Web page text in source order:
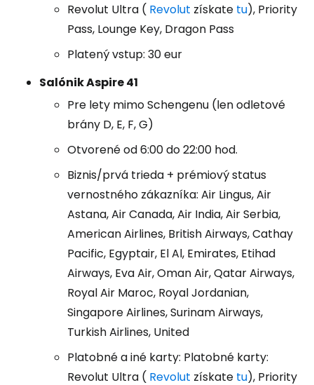
Revolut Ultra ( Revolut získate tu), Priority
Pass, Lounge Key, Dragon Pass
Platený vstup: 30 eur
Salónik Aspire 41
Pre lety mimo Schengenu (len odletové
brány D, E, F, G)
Otvorené od 6:00 do 22:00 hod.
Biznis/prvá trieda + prémiový status
vernostného zákazníka: Air Lingus, Air
Astana, Air Canada, Air India, Air Serbia,
American Airlines, British Airways, Cathay
Pacific, Egyptair, El Al, Emirates, Etihad
Airways, Eva Air, Oman Air, Qatar Airways,
Royal Air Maroc, Royal Jordanian,
Singapore Airlines, Surinam Airways,
Turkish Airlines, United
Platobné a iné karty: Platobné karty:
Revolut Ultra ( Revolut získate tu), Priority